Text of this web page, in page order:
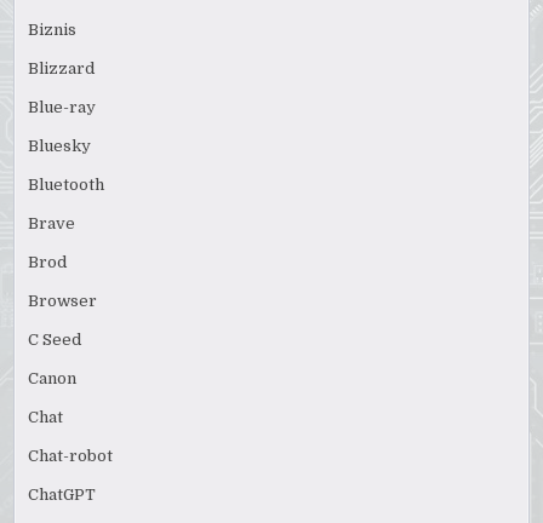
Biznis
Blizzard
Blue-ray
Bluesky
Bluetooth
Brave
Brod
Browser
C Seed
Canon
Chat
Chat-robot
ChatGPT